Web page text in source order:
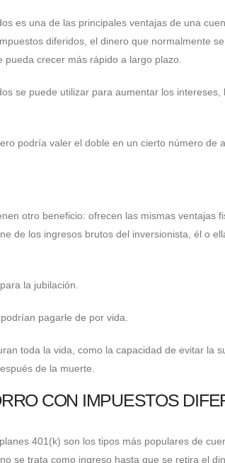
es una de las principales ventajas de una
diferidos, el dinero que normalmente
crecer más rápido a largo plazo.
se puede utilizar para aumentar los
podría valer el doble en un cierto número de
otro beneficio: ofrecen las mismas ventajas
de los ingresos brutos del inversionista, él o
la jubilación.
pagarle de por vida.
toda la vida, como la capacidad de evitar la
de la muerte.
CON IMPUESTOS
401(k) son los tipos más populares de
se trata como ingreso hasta que se retira el